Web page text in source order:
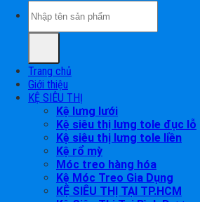
kiếm:
Trang chủ
Giới thiệu
KỆ SIÊU THỊ
Kệ lưng lưới
Kệ siêu thị lưng tole đục lỗ
Kệ siêu thị lưng tole liền
Kệ rổ mỳ
Móc treo hàng hóa
Kệ Móc Treo Gia Dụng
KỆ SIÊU THỊ TẠI TP.HCM